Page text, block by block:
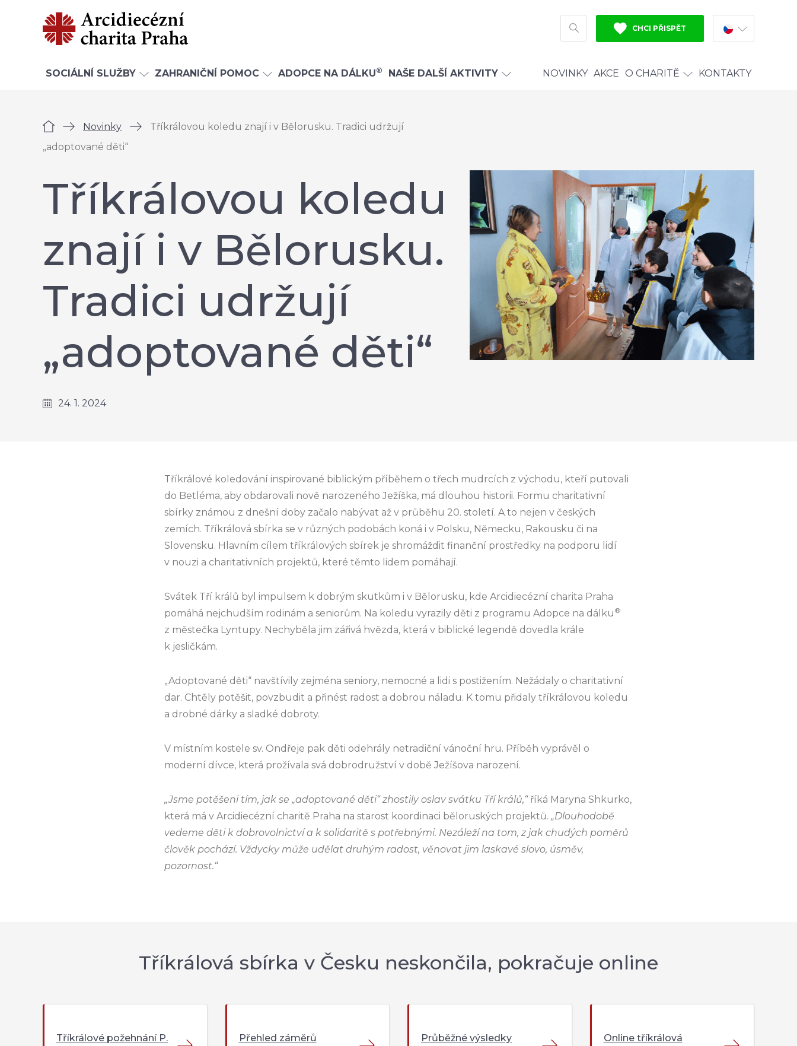
HLEDAT CHCI PŘISPĚT
SOCIÁLNÍ SLUŽBY ZAHRANIČNÍ POMOC ADOPCE NA DÁLKU® NAŠE DALŠÍ AKTIVITY NOVINKY AKCE O CHARITĚ KONTAKTY
Úvod Novinky
Tříkrálovou koledu znají i v Bělorusku. Tradici udržují
„adoptované děti“
Tříkrálovou koledu
znají i v Bělorusku.
Tradici udržují
„adoptované děti“
24. 1. 2024
Tříkrálové koledování inspirované biblickým příběhem o třech mudrcích z východu, kteří putovali
do Betléma, aby obdarovali nově narozeného Ježíška, má dlouhou historii. Formu charitativní
sbírky známou z dnešní doby začalo nabývat až v průběhu 20. století. A to nejen v českých
zemích. Tříkrálová sbírka se v různých podobách koná i v Polsku, Německu, Rakousku či na
Slovensku. Hlavním cílem tříkrálových sbírek je shromáždit finanční prostředky na podporu lidí
v nouzi a charitativních projektů, které těmto lidem pomáhají.
Svátek Tří králů byl impulsem k dobrým skutkům i v Bělorusku, kde Arcidiecézní charita Praha
pomáhá nejchudším rodinám a seniorům. Na koledu vyrazily děti z programu Adopce na dálku ®
z městečka Lyntupy. Nechyběla jim zářivá hvězda, která v biblické legendě dovedla krále
k jesličkám.
„Adoptované děti“ navštívily zejména seniory, nemocné a lidi s postižením. Nežádaly o charitativní
dar. Chtěly potěšit, povzbudit a přinést radost a dobrou náladu. K tomu přidaly tříkrálovou koledu
a drobné dárky a sladké dobroty.
V místním kostele sv. Ondřeje pak děti odehrály netradiční vánoční hru. Příběh vyprávěl o
moderní dívce, která prožívala svá dobrodružství v době Ježíšova narození.
„Jsme potěšeni tím, jak se „adoptované děti“ zhostily oslav svátku Tří králů,“říká Maryna Shkurko,
která má v Arcidiecézní charitě Praha na starost koordinaci běloruských projektů. „Dlouhodobě
vedeme děti k dobrovolnictví a k solidaritě s potřebnými. Nezáleží na tom, z jak chudých poměrů
člověk pochází. Vždycky může udělat druhým radost, věnovat jim laskavé slovo, úsměv,
pozornost.“
Tříkrálová sbírka v Česku neskončila, pokračuje online
Tříkrálové požehnání P.
Přehled záměrů
Průběžné výsledky
Online tříkrálová